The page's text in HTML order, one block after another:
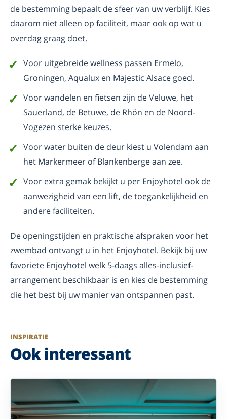
de bestemming bepaalt de sfeer van uw verblijf. Kies
daarom niet alleen op faciliteit, maar ook op wat u
overdag graag doet.
Voor uitgebreide wellness passen Ermelo,
Groningen, Aqualux en Majestic Alsace goed.
Voor wandelen en fietsen zijn de Veluwe, het
Sauerland, de Betuwe, de Rhön en de Noord-
Vogezen sterke keuzes.
Voor water buiten de deur kiest u Volendam aan
het Markermeer of Blankenberge aan zee.
Voor extra gemak bekijkt u per Enjoyhotel ook de
aanwezigheid van een lift, de toegankelijkheid en
andere faciliteiten.
De openingstijden en praktische afspraken voor het
zwembad ontvangt u in het Enjoyhotel. Bekijk bij uw
favoriete Enjoyhotel welk 5-daags alles-inclusief-
arrangement beschikbaar is en kies de bestemming
die het best bij uw manier van ontspannen past.
INSPIRATIE
Ook interessant